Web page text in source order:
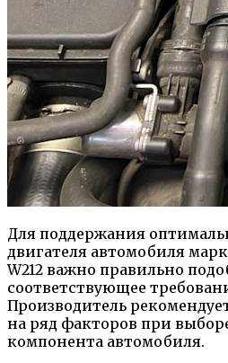
Для поддержания
двигателя автомобиля
W212 важно правильно
соответствующее
Производитель
на ряд факторов при
компонента автомобиля.